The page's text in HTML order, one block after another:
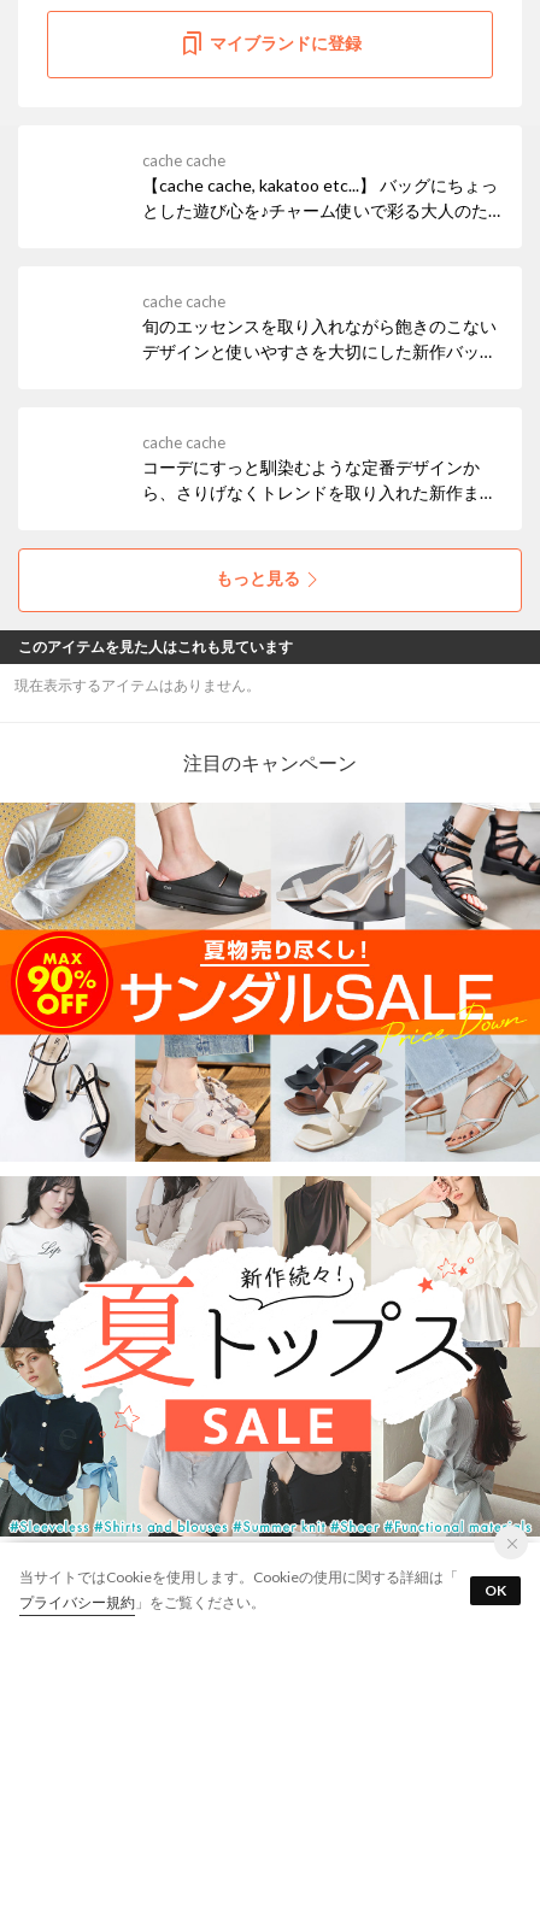
マイブランドに登録
cache cache
【cache cache, kakatoo etc...】 バッグにちょっ
とした遊び心を♪チャーム使いで彩る大人のた
cache cache
旬のエッセンスを取り入れながら飽きのこない
デザインと使いやすさを大切にした新作バッグ
cache cache
コーデにすっと馴染むような定番デザインか
ら、さりげなくトレンドを取り入れた新作ま
ち早く見つけてみませんか？
もっと見る
このアイテムを見た人はこれも見ています
現在表示するアイテムはありません。
注目のキャンペーン
当サイトではCookieを使用します。Cookieの使用に関する詳細は「
プライバシー規約 」をご覧ください。
OK